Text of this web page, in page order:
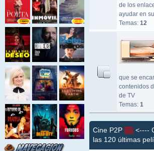
de los
ayudar en
Temas: 12
que se
contenidos
de TV
Temas: 1
Cine P2P
<----
las 120 últimas